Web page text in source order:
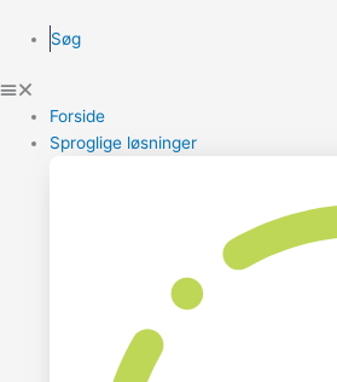
Søg
Forside
Sproglige løsninger